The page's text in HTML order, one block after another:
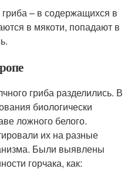
– в содержащихся в
в мякоти, попадают в
гриба разделились. В
биологически
ложного белого.
их на разные
Были выявлены
горчака, как: